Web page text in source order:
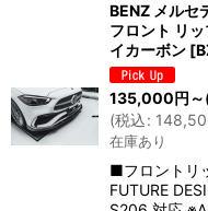
BENZ メル
フロント リ
イカーボン [
135,000円 ～
(税込:
在庫あり
■フロントリ
FUTURE